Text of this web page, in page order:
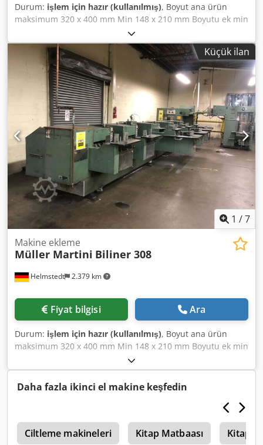
Durum: işlem için hazır (kullanılmış), Boyut ana ürün
maksimum 320 x 400 mm Min 148 x 210 mm Boyutu ek min
320 x 400 mm Min 105 x 148 mm Hızı en fazla 20.000 c/h
Çalışma yüksekliği besleyici 1,100 mm Ekipman • ana ürün
besleyici Chodsdyhcxjpfx Akasa • kılıç açılış • 4 Ekle
besleyiciler • Kemer teslim
Küçük ilan
1 /7
Helmstedt 2.379 km
Makine ekleme
Müller Martini Biliner 308
Fiyat bilgisi Ara
Durum: işlem için hazır (kullanılmış), Boyut ana ürün
maksimum 320 x 400 mm Min 148 x 210 mm Boyutu ek min
320 x 400 mm Min 105 x 148 mm Hızı en fazla 20.000 c/h
Chjdpfod Hxrgjx Akasa min 4.000 c/h Çalışma yüksekliği
Besleyici 1,100 mm Ekipman • ana ürün Besleyici •
istasyonu enayi ve kılıç ile açma • 7 Ekle besleyiciler •
Daha fazla ikinci el makine keşfedin
Ciltleme makineleri Kitap Matbaası Kitap